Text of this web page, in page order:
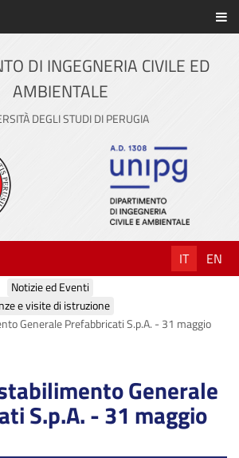
servizi web di Ateneo
DI INGEGNERIA CIVILE ED
AMBIENTALE
DEGLI STUDI DI PERUGIA
IT EN
Notizie ed Eventi
e visite di istruzione
Generale Prefabbricati S.p.A. - 31 maggio
Generale
S.p.A. - 31 maggio